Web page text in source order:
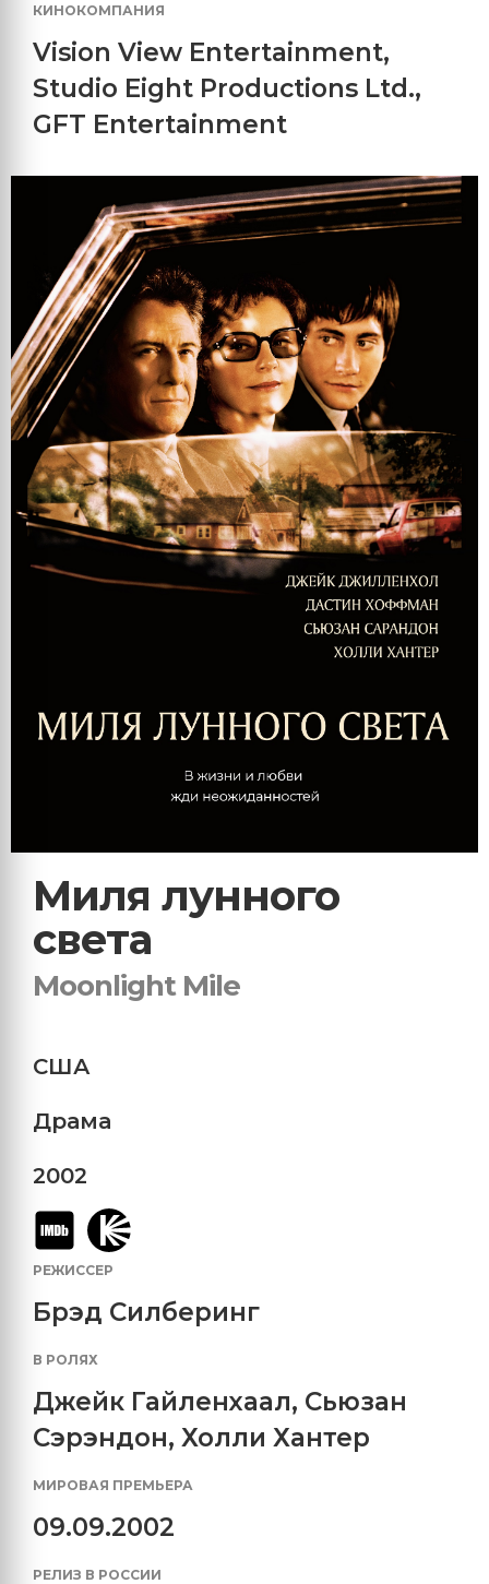
КИНОКОМПАНИЯ
Vision View Entertainment,
Studio Eight Productions Ltd.,
GFT Entertainment
Миля лунного
света
Moonlight Mile
США
Драма
2002
РЕЖИССЕР
Брэд Силберинг
В РОЛЯХ
Джейк Гайленхаал, Сьюзан
Сэрэндон, Холли Хантер
МИРОВАЯ ПРЕМЬЕРА
09.09.2002
РЕЛИЗ В РОССИИ